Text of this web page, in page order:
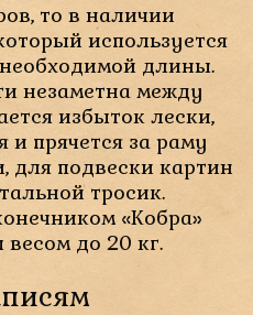
то в наличии
используется
длины.
незаметна между
избыток лески,
и прячется за раму
для подвески картин
тросик.
«Кобра»
до 20 кг.